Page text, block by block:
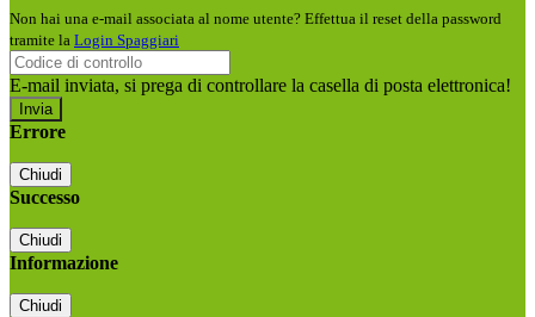
Non hai una e-mail associata al nome utente? Effettua il reset della password
tramite la Login Spaggiari
E-mail inviata, si prega di controllare la casella di posta elettronica!
Errore
Chiudi
Successo
Chiudi
Informazione
Chiudi